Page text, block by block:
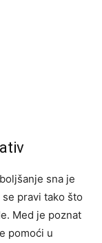
sna je
pravi tako što
Med je poznat
pomoći u